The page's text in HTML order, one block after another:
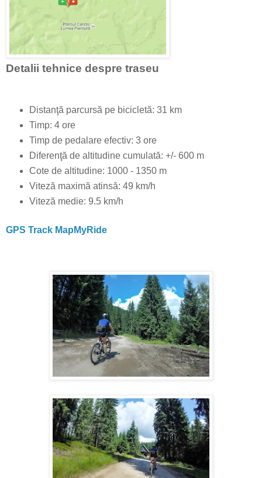
Detalii tehnice despre traseu
Distanţă parcursă pe bicicletă: 31 km
Timp: 4 ore
Timp de pedalare efectiv: 3 ore
Diferenţă de altitudine cumulată: +/- 600 m
Cote de altitudine: 1000 - 1350 m
Viteză maximă atinsă: 49 km/h
Viteză medie: 9.5 km/h
GPS Track MapMyRide